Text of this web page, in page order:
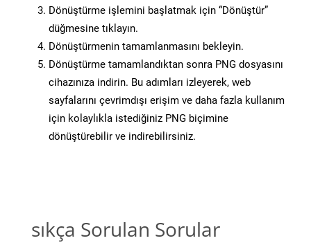
Dönüştürme işlemini başlatmak için “Dönüştür”
düğmesine tıklayın.
Dönüştürmenin tamamlanmasını bekleyin.
Dönüştürme tamamlandıktan sonra PNG dosyasını
cihazınıza indirin. Bu adımları izleyerek, web
sayfalarını çevrimdışı erişim ve daha fazla kullanım
için kolaylıkla istediğiniz PNG biçimine
dönüştürebilir ve indirebilirsiniz.
sıkça Sorulan Sorular